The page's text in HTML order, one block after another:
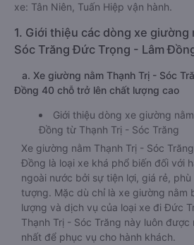
xe: Tân Niên, Tuấn Hiệp vận hành.
1. Giới thiệu các dòng xe giường
Sóc Trăng Đức Trọng - Lâm
a. Xe giường nằm Thạnh Trị - Sóc
Đồng 40 chỗ trở lên chất lượng cao
Giới thiệu dòng xe giường
Đồng từ Thạnh Trị - Sóc Trăng
Xe giường nằm Thạnh Trị - Sóc
Đồng là loại xe khá phổ biến đối với
ngoài nước bởi sự tiện lợi, giá rẻ,
tượng. Mặc dù chỉ là xe giường nằm
lượng và dịch vụ của loại xe đi Đức
Thạnh Trị - Sóc Trăng này luôn
nhất để phục vụ cho hành khách.